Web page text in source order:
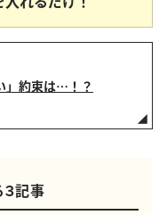
」約束は…！？
記事